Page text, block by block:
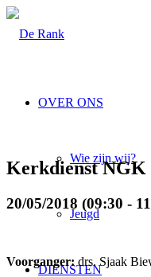
OVER ONS
Wie zijn wij?
Jeugd
DIENSTEN
Kerkdienst NGK
20/05/2018 (09:30 -
Voorganger: drs. Sjaak